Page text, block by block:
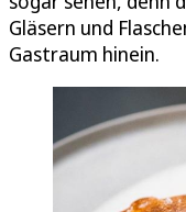
Gläsern und
Gastraum hinein.